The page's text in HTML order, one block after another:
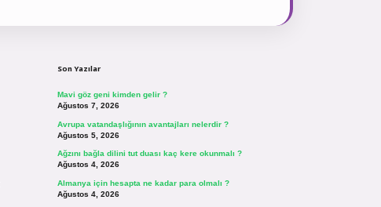
Son Yazılar
Mavi göz geni kimden gelir ?
Ağustos 7, 2026
Avrupa vatandaşlığının avantajları nelerdir ?
Ağustos 5, 2026
Ağzını bağla dilini tut duası kaç kere okunmalı ?
Ağustos 4, 2026
Almanya için hesapta ne kadar para olmalı ?
Ağustos 4, 2026